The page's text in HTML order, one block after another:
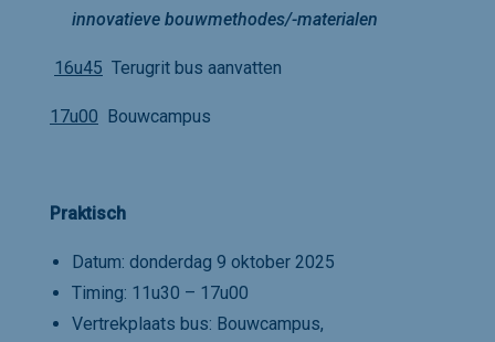
innovatieve bouwmethodes/-materialen
16u45 Terugrit bus aanvatten
17u00 Bouwcampus
Praktisch
Datum: donderdag 9 oktober 2025
Timing: 11u30 – 17u00
Vertrekplaats bus: Bouwcampus,